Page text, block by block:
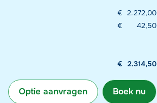
€ 2.272,00
€
42,50
€ 2.314,50
Boek nu
Optie aanvragen